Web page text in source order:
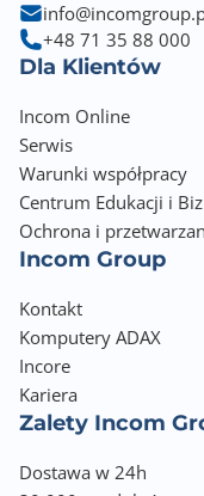
+48 71 35 88 000
Dla Klientów
Incom Online
Serwis
Warunki współpracy
Centrum Edukacji i
Ochrona i
Incom Group
Kontakt
Komputery ADAX
Incore
Kariera
Zalety Incom
Dostawa w 24h